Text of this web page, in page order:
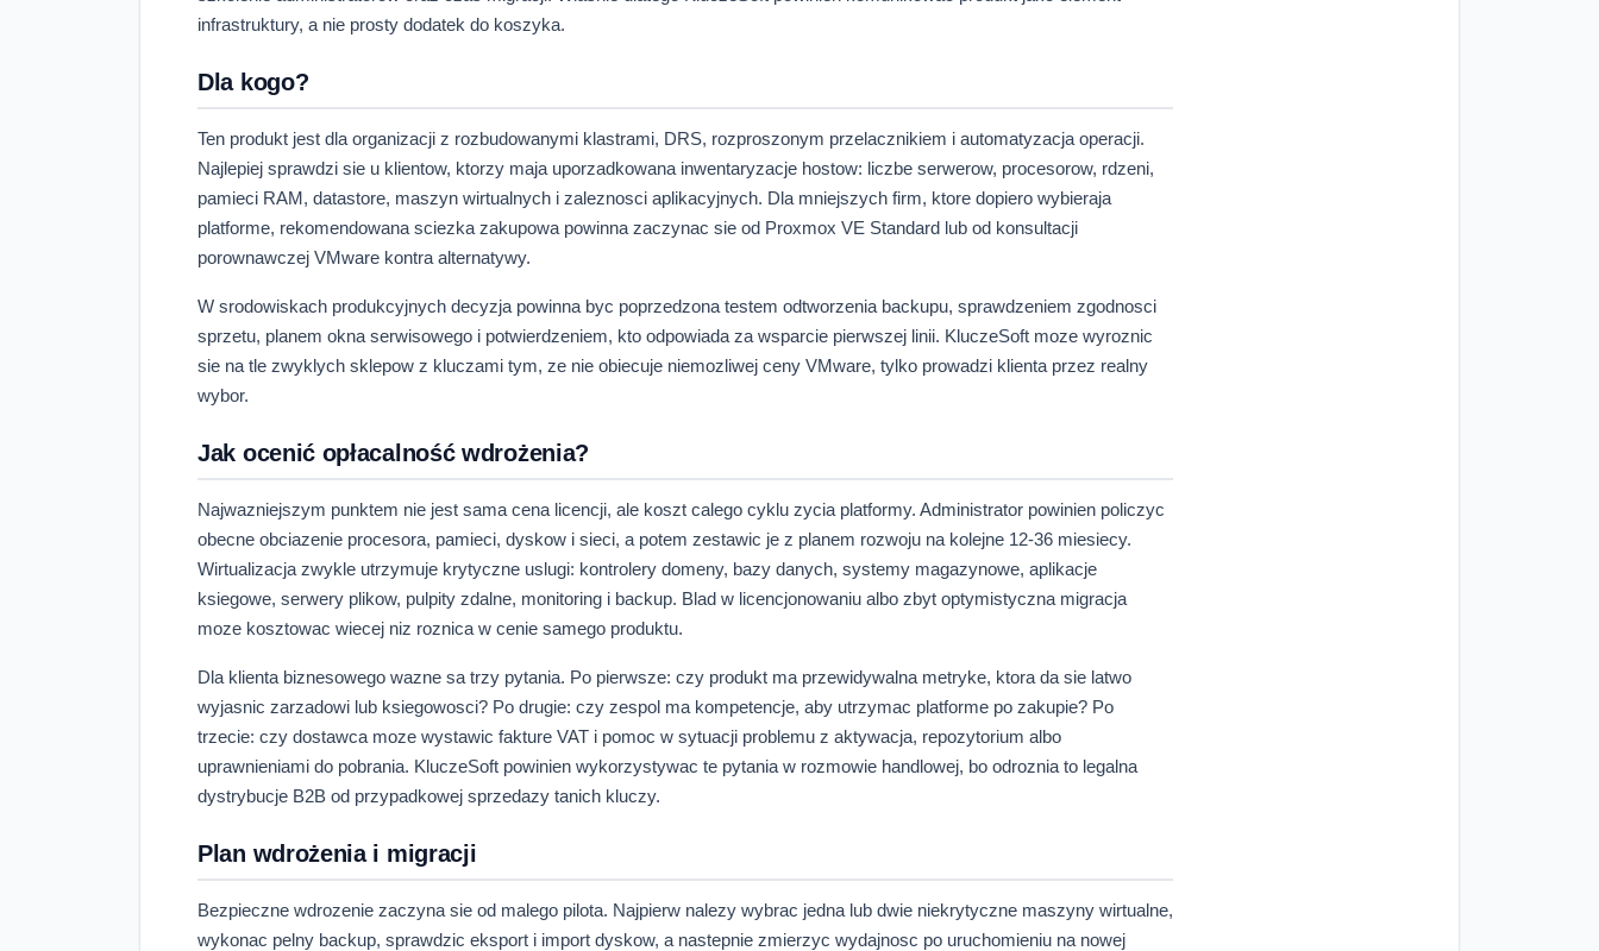
infrastruktury, a nie prosty dodatek do koszyka.
Dla kogo?
Ten produkt jest dla organizacji z rozbudowanymi klastrami, DRS, rozproszonym przelacznikiem i automatyzacja operacji.
Najlepiej sprawdzi sie u klientow, ktorzy maja uporzadkowana inwentaryzacje hostow: liczbe serwerow, procesorow, rdzeni,
pamieci RAM, datastore, maszyn wirtualnych i zaleznosci aplikacyjnych. Dla mniejszych firm, ktore dopiero wybieraja
platforme, rekomendowana sciezka zakupowa powinna zaczynac sie od Proxmox VE Standard lub od konsultacji
porownawczej VMware kontra alternatywy.
W srodowiskach produkcyjnych decyzja powinna byc poprzedzona testem odtworzenia backupu, sprawdzeniem zgodnosci
sprzetu, planem okna serwisowego i potwierdzeniem, kto odpowiada za wsparcie pierwszej linii. KluczeSoft moze wyroznic
sie na tle zwyklych sklepow z kluczami tym, ze nie obiecuje niemozliwej ceny VMware, tylko prowadzi klienta przez realny
wybor.
Jak ocenić opłacalność wdrożenia?
Najwazniejszym punktem nie jest sama cena licencji, ale koszt calego cyklu zycia platformy. Administrator powinien policzyc
obecne obciazenie procesora, pamieci, dyskow i sieci, a potem zestawic je z planem rozwoju na kolejne 12-36 miesiecy.
Wirtualizacja zwykle utrzymuje krytyczne uslugi: kontrolery domeny, bazy danych, systemy magazynowe, aplikacje
ksiegowe, serwery plikow, pulpity zdalne, monitoring i backup. Blad w licencjonowaniu albo zbyt optymistyczna migracja
moze kosztowac wiecej niz roznica w cenie samego produktu.
Dla klienta biznesowego wazne sa trzy pytania. Po pierwsze: czy produkt ma przewidywalna metryke, ktora da sie latwo
wyjasnic zarzadowi lub ksiegowosci? Po drugie: czy zespol ma kompetencje, aby utrzymac platforme po zakupie? Po
trzecie: czy dostawca moze wystawic fakture VAT i pomoc w sytuacji problemu z aktywacja, repozytorium albo
uprawnieniami do pobrania. KluczeSoft powinien wykorzystywac te pytania w rozmowie handlowej, bo odroznia to legalna
dystrybucje B2B od przypadkowej sprzedazy tanich kluczy.
Plan wdrożenia i migracji
Bezpieczne wdrozenie zaczyna sie od malego pilota. Najpierw nalezy wybrac jedna lub dwie niekrytyczne maszyny wirtualne,
wykonac pelny backup, sprawdzic eksport i import dyskow, a nastepnie zmierzyc wydajnosc po uruchomieniu na nowej